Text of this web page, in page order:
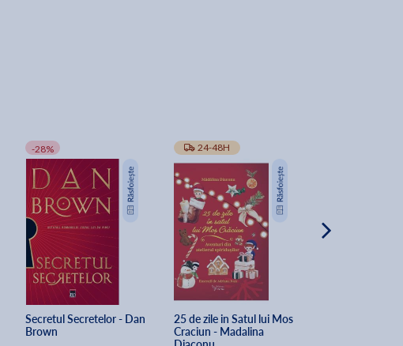
-28%
Secretul Secretelor - Dan
Brown
24-48H
25 de zile in Satul lui Mos
Craciun - Madalina